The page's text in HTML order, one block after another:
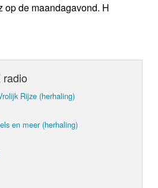
op de maandagavond. H
radio
Rijze (herhaling)
en meer (herhaling)